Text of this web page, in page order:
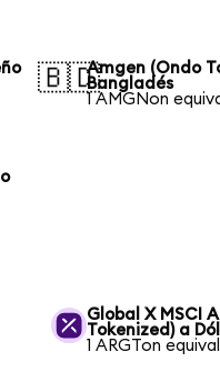
🇧🇩Amgen (Ondo
Bangladés
1 AMGNon
Global X MSCI
Tokenized) a
1 ARGTon